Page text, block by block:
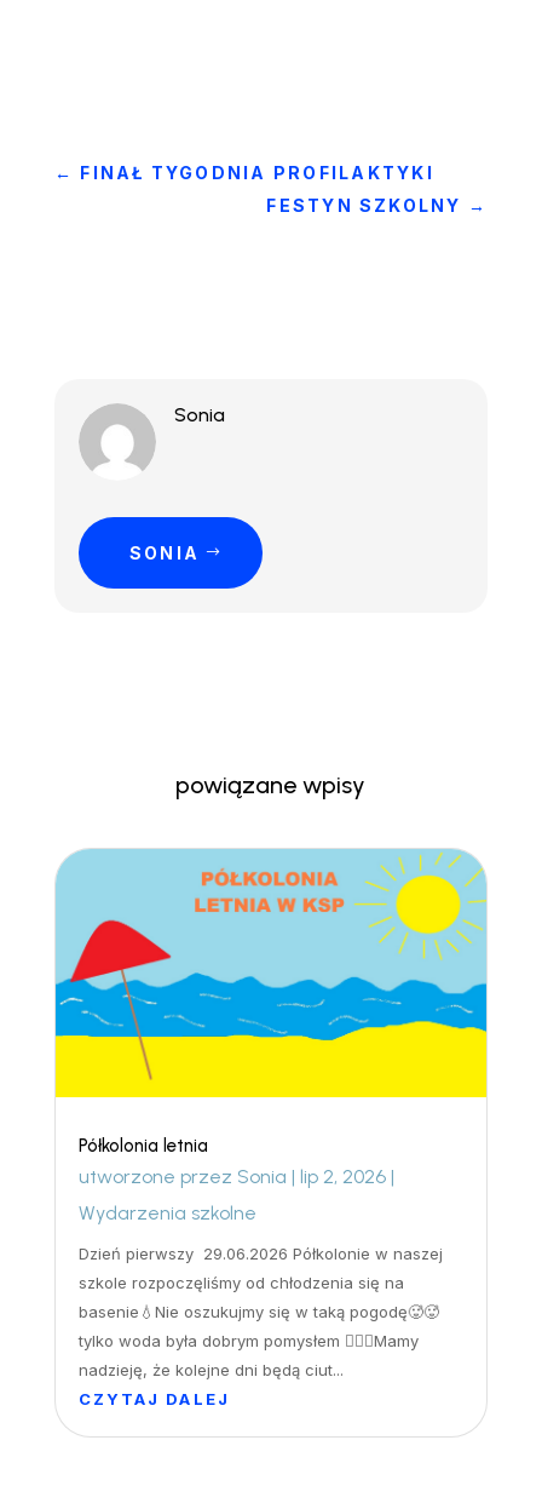
← FINAŁ TYGODNIA PROFILAKTYKI
FESTYN SZKOLNY →
Sonia
SONIA
powiązane wpisy
Półkolonia letnia
utworzone przez Sonia | lip 2, 2026|
Wydarzenia szkolne
Dzień pierwszy 29.06.2026 Półkolonie w naszej
szkole rozpoczęliśmy od chłodzenia się na
basenie💧Nie oszukujmy się w taką pogodę🥵🥵
tylko woda była dobrym pomysłem 🏊‍♀️🤽Mamy
nadzieję, że kolejne dni będą ciut...
CZYTAJ DALEJ